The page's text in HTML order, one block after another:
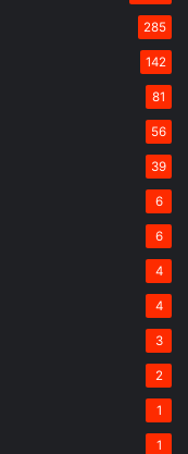
285
142
81
56
39
6
6
4
4
3
2
1
1